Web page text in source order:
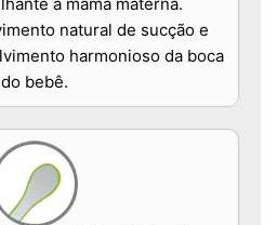
natural de sucção e
harmonioso da boca
do bebê.